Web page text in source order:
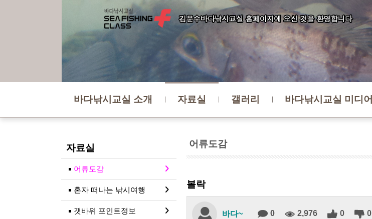
바다낚시교실 소개 자료실 갤러리 바다낚시교실 미디어
어류도감
자료실
어류도감
혼자 떠나는 낚시여행
갯바위 포인트정보
볼락
바다~ 0 2,976 0 0